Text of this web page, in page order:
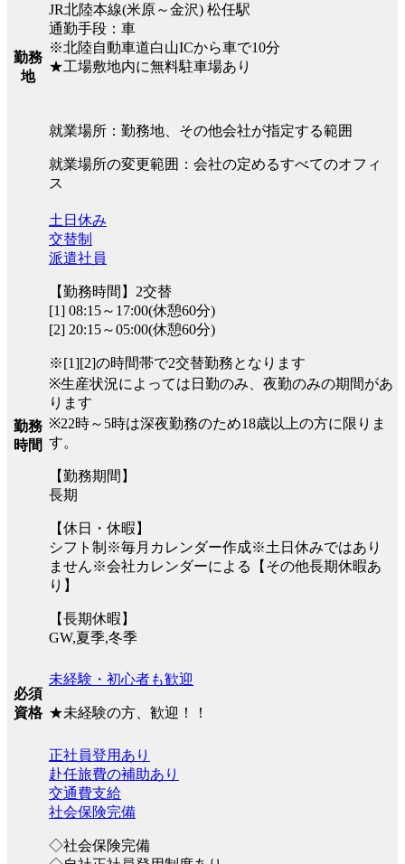
勤務
地
JR北陸本線(米原～金沢) 松任駅
通勤手段：車
※北陸自動車道白山ICから車で10分
★工場敷地内に無料駐車場あり
就業場所：勤務地、その他会社が指定する範囲
就業場所の変更範囲：会社の定めるすべてのオフィ
ス
勤務
時間
土日休み
交替制
派遣社員
【勤務時間】2交替
[1] 08:15～17:00(休憩60分)
[2] 20:15～05:00(休憩60分)
※[1][2]の時間帯で2交替勤務となります
※生産状況によっては日勤のみ、夜勤のみの期間があ
ります
※22時～5時は深夜勤務のため18歳以上の方に限りま
す。
【勤務期間】
長期
【休日・休暇】
シフト制※毎月カレンダー作成※土日休みではあり
ません※会社カレンダーによる【その他長期休暇あ
り】
【長期休暇】
GW,夏季,冬季
必須
資格
未経験・初心者も歓迎
★未経験の方、歓迎！！
正社員登用あり
赴任旅費の補助あり
交通費支給
社会保険完備
◇社会保険完備